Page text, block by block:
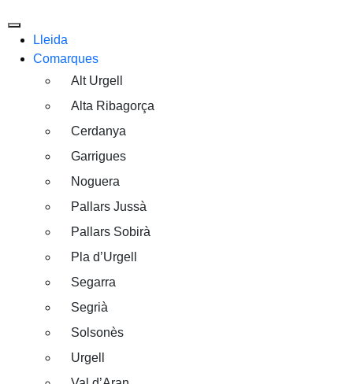
Lleida
Comarques
Alt Urgell
Alta Ribagorça
Cerdanya
Garrigues
Noguera
Pallars Jussà
Pallars Sobirà
Pla d’Urgell
Segarra
Segrià
Solsonès
Urgell